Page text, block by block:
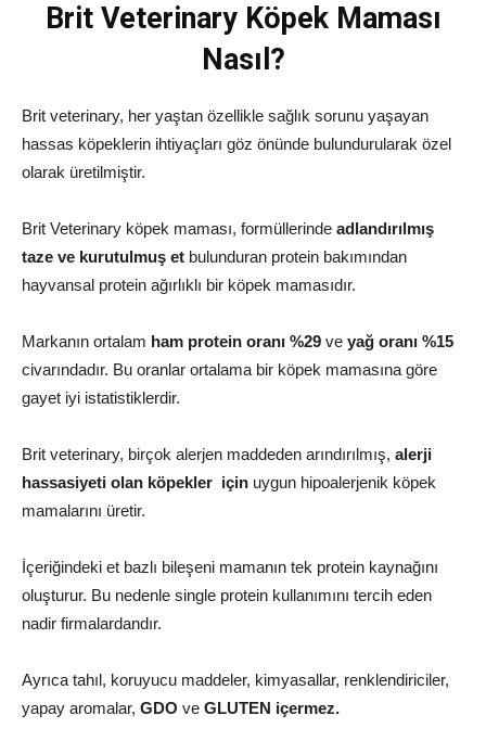
Brit Veterinary Köpek Maması
Nasıl?
Brit veterinary, her yaştan özellikle sağlık sorunu yaşayan
hassas köpeklerin ihtiyaçları göz önünde bulundurularak özel
olarak üretilmiştir.
Brit Veterinary köpek maması, formüllerinde adlandırılmış
taze ve kurutulmuş et bulunduran protein bakımından
hayvansal protein ağırlıklı bir köpek mamasıdır.
Markanın ortalam ham protein oranı %29 ve yağ oranı %15
civarındadır. Bu oranlar ortalama bir köpek mamasına göre
gayet iyi istatistiklerdir.
Brit veterinary, birçok alerjen maddeden arındırılmış, alerji
hassasiyeti olan köpekler için uygun hipoalerjenik köpek
mamalarını üretir.
İçeriğindeki et bazlı bileşeni mamanın tek protein kaynağını
oluşturur. Bu nedenle single protein kullanımını tercih eden
nadir firmalardandır.
Ayrıca tahıl, koruyucu maddeler, kimyasallar, renklendiriciler,
yapay aromalar, GDO ve GLUTEN içermez.